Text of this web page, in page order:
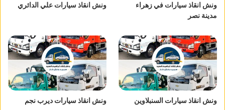
ونش انقاذ سيارات في زهراء
مدينة نصر
ونش انقاذ سيارات علي الدائري
ونش انقاذ سيارات السنبلاوين ونش انقاذ سيارات ديرب نجم